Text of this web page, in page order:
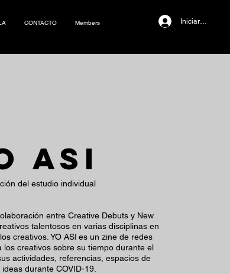
CONTACTO Members Iniciar sesión
ASI
del estudio individual
entre Creative Debuts y New
talentosos en varias disciplinas en
creativos. YO ASI es un zine de redes
los creativos sobre su tiempo durante el
actividades, referencias, espacios de
durante COVID-19.